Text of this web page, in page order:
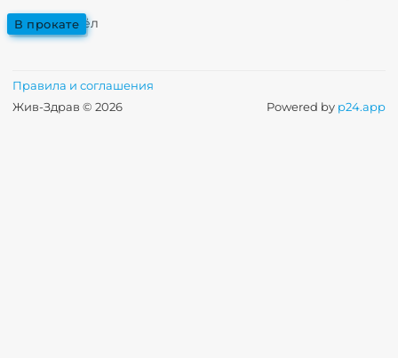
в прокате
Старый орёл
Правила и соглашения
Жив-Здрав © 2026
Powered by p24.app